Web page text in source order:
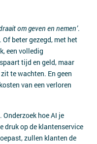
om geven en nemen’.
beter gezegd, met het
een volledig
tijd en geld, maar
te wachten. En geen
van een verloren
hoe AI je
druk op de klantenservice
zullen klanten de